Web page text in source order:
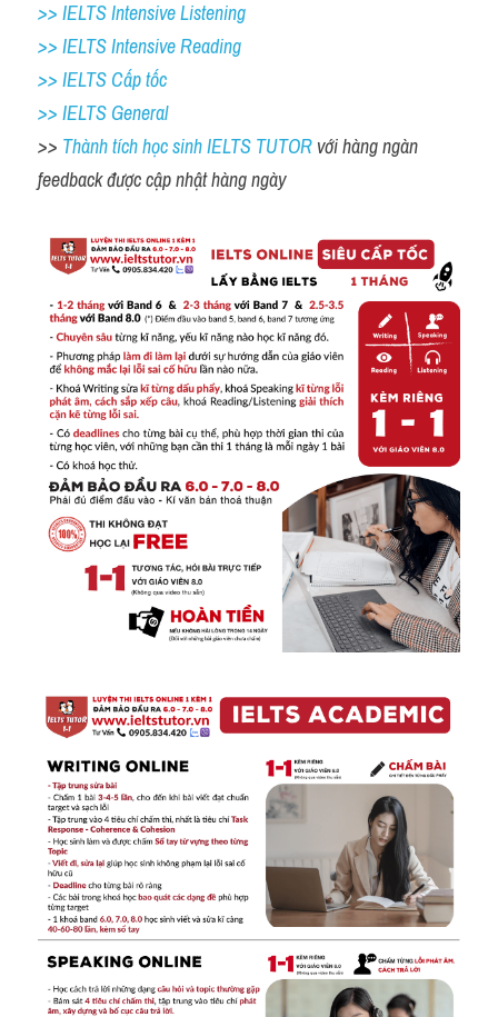
>> IELTS Intensive Listening
>> IELTS Intensive Reading
>> IELTS Cấp tốc
>> IELTS General
>> Thành tích học sinh IELTS TUTOR với hàng ngàn
feedback được cập nhật hàng ngày